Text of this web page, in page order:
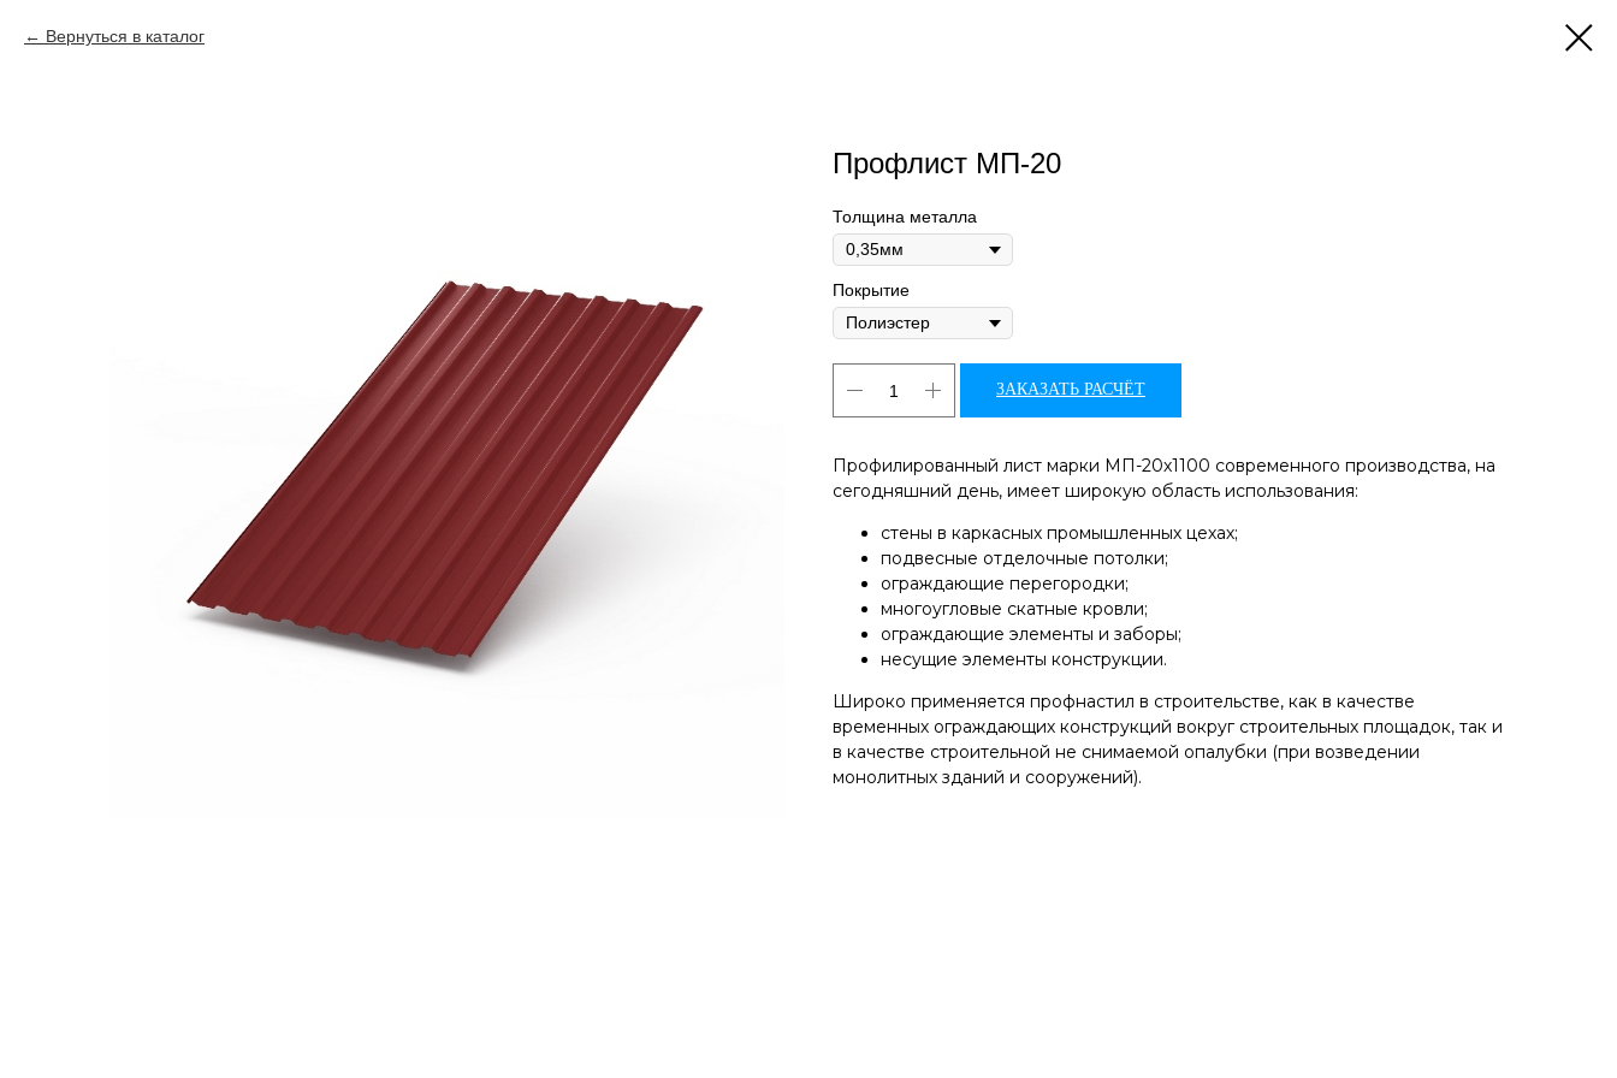
Вернуться в каталог
Профлист МП-20
Толщина металла
Покрытие
ЗАКАЗАТЬ РАСЧЁТ
Профилированный лист марки МП-20х1100 современного производства, на
сегодняшний день, имеет широкую область использования:
стены в каркасных промышленных цехах;
подвесные отделочные потолки;
ограждающие перегородки;
многоугловые скатные кровли;
ограждающие элементы и заборы;
несущие элементы конструкции.
Широко применяется профнастил в строительстве, как в качестве
временных ограждающих конструкций вокруг строительных площадок, так и
в качестве строительной не снимаемой опалубки (при возведении
монолитных зданий и сооружений).